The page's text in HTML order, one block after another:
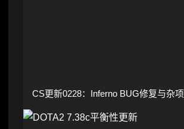
CS更新0228：Inferno BUG修复与杂